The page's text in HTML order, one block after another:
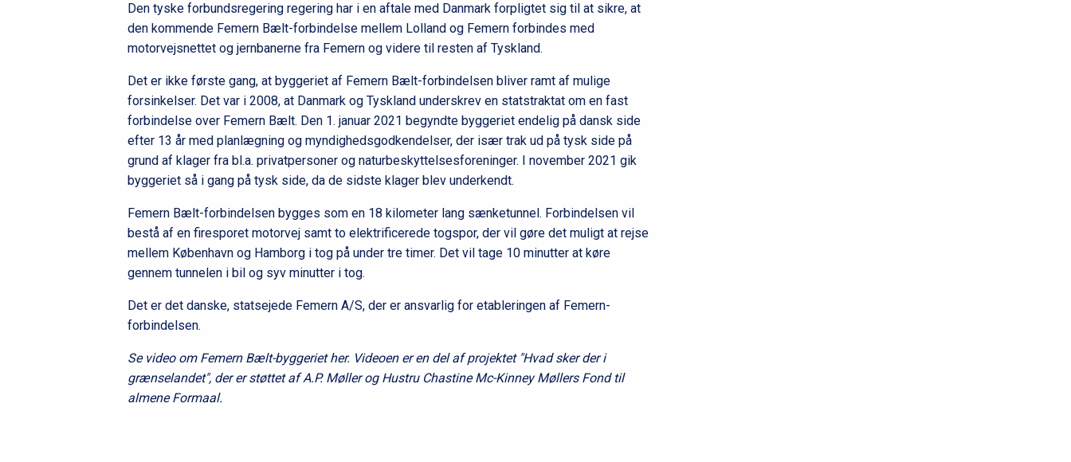
Den tyske forbundsregering regering har i en aftale med Danmark forpligtet sig til at sikre, at
den kommende Femern Bælt-forbindelse mellem Lolland og Femern forbindes med
motorvejsnettet og jernbanerne fra Femern og videre til resten af Tyskland.
Det er ikke første gang, at byggeriet af Femern Bælt-forbindelsen bliver ramt af mulige
forsinkelser. Det var i 2008, at Danmark og Tyskland underskrev en statstraktat om en fast
forbindelse over Femern Bælt. Den 1. januar 2021 begyndte byggeriet endelig på dansk side
efter 13 år med planlægning og myndighedsgodkendelser, der især trak ud på tysk side på
grund af klager fra bl.a. privatpersoner og naturbeskyttelsesforeninger. I november 2021 gik
byggeriet så i gang på tysk side, da de sidste klager blev underkendt.
Femern Bælt-forbindelsen bygges som en 18 kilometer lang sænketunnel. Forbindelsen vil
bestå af en firesporet motorvej samt to elektrificerede togspor, der vil gøre det muligt at rejse
mellem København og Hamborg i tog på under tre timer. Det vil tage 10 minutter at køre
gennem tunnelen i bil og syv minutter i tog.
Det er det danske, statsejede Femern A/S, der er ansvarlig for etableringen af Femern-
forbindelsen.
Se video om Femern Bælt-byggeriet her. Videoen er en del af projektet "Hvad sker der i
grænselandet", der er støttet af A.P. Møller og Hustru Chastine Mc-Kinney Møllers Fond til
almene Formaal.